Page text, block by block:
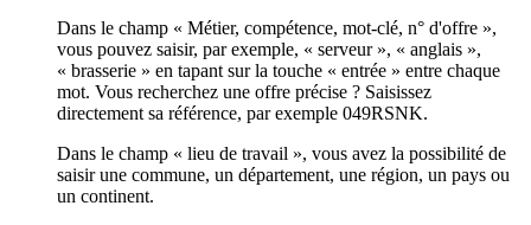
Dans le champ « Métier, compétence, mot-clé, n° d'offre »,
vous pouvez saisir, par exemple, « serveur », « anglais »,
« brasserie » en tapant sur la touche « entrée » entre chaque
mot. Vous recherchez une offre précise ? Saisissez
directement sa référence, par exemple 049RSNK.
Dans le champ « lieu de travail », vous avez la possibilité de
saisir une commune, un département, une région, un pays ou
un continent.